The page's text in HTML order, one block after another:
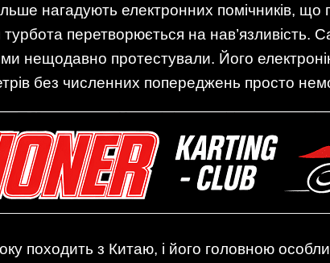
нагадують електронних помічників,
перетворюється на нав’язливість.
нещодавно протестували. Його
без численних попереджень просто
походить з Китаю, і його головною